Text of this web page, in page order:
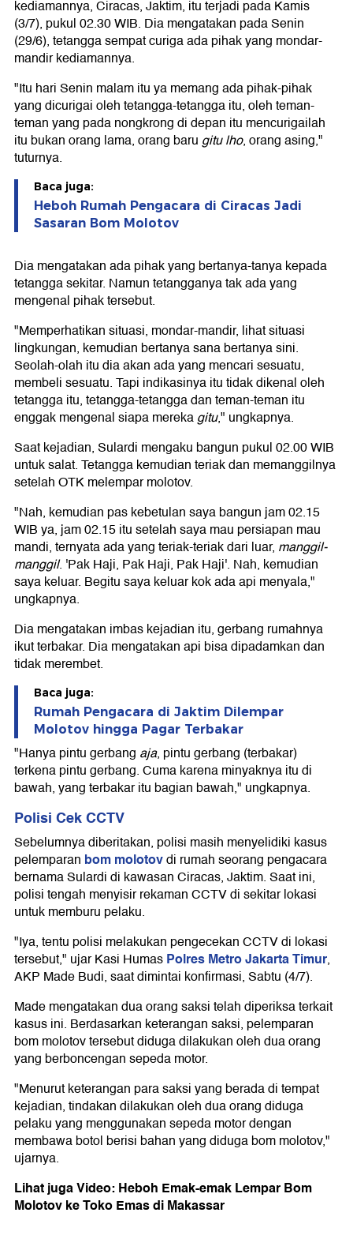
kediamannya, Ciracas, Jaktim, itu terjadi pada Kamis
(3/7), pukul 02.30 WIB. Dia mengatakan pada Senin
(29/6), tetangga sempat curiga ada pihak yang mondar-
mandir kediamannya.
"Itu hari Senin malam itu ya memang ada pihak-pihak
yang dicurigai oleh tetangga-tetangga itu, oleh teman-
teman yang pada nongkrong di depan itu mencurigailah
itu bukan orang lama, orang barugitu lho, orang asing,"
tuturnya.
Baca juga:
Heboh Rumah Pengacara di Ciracas Jadi
Sasaran Bom Molotov
Dia mengatakan ada pihak yang bertanya-tanya kepada
tetangga sekitar. Namun tetangganya tak ada yang
mengenal pihak tersebut.
"Memperhatikan situasi, mondar-mandir, lihat situasi
lingkungan, kemudian bertanya sana bertanya sini.
Seolah-olah itu dia akan ada yang mencari sesuatu,
membeli sesuatu. Tapi indikasinya itu tidak dikenal oleh
tetangga itu, tetangga-tetangga dan teman-teman itu
enggak mengenal siapa merekagitu," ungkapnya.
Saat kejadian, Sulardi mengaku bangun pukul 02.00 WIB
untuk salat. Tetangga kemudian teriak dan memanggilnya
setelah OTK melempar molotov.
"Nah, kemudian pas kebetulan saya bangun jam 02.15
WIB ya, jam 02.15 itu setelah saya mau persiapan mau
mandi, ternyata ada yang teriak-teriak dari luar, manggil-
manggil. 'Pak Haji, Pak Haji, Pak Haji'. Nah, kemudian
saya keluar. Begitu saya keluar kok ada api menyala,"
ungkapnya.
Dia mengatakan imbas kejadian itu, gerbang rumahnya
ikut terbakar. Dia mengatakan api bisa dipadamkan dan
tidak merembet.
Baca juga:
Rumah Pengacara di Jaktim Dilempar
Molotov hingga Pagar Terbakar
"Hanya pintu gerbang aja, pintu gerbang (terbakar)
terkena pintu gerbang. Cuma karena minyaknya itu di
bawah, yang terbakar itu bagian bawah," ungkapnya.
Polisi Cek CCTV
Sebelumnya diberitakan, polisi masih menyelidiki kasus
pelemparan bom molotovdi rumah seorang pengacara
bernama Sulardi di kawasan Ciracas, Jaktim. Saat ini,
polisi tengah menyisir rekaman CCTV di sekitar lokasi
untuk memburu pelaku.
"Iya, tentu polisi melakukan pengecekan CCTV di lokasi
tersebut," ujar Kasi HumasPolres Metro Jakarta Timur,
AKP Made Budi, saat dimintai konfirmasi, Sabtu (4/7).
Made mengatakan dua orang saksi telah diperiksa terkait
kasus ini. Berdasarkan keterangan saksi, pelemparan
bom molotov tersebut diduga dilakukan oleh dua orang
yang berboncengan sepeda motor.
"Menurut keterangan para saksi yang berada di tempat
kejadian, tindakan dilakukan oleh dua orang diduga
pelaku yang menggunakan sepeda motor dengan
membawa botol berisi bahan yang diduga bom molotov,"
ujarnya.
Lihat juga Video: Heboh Emak-emak Lempar Bom
Molotov ke Toko Emas di Makassar